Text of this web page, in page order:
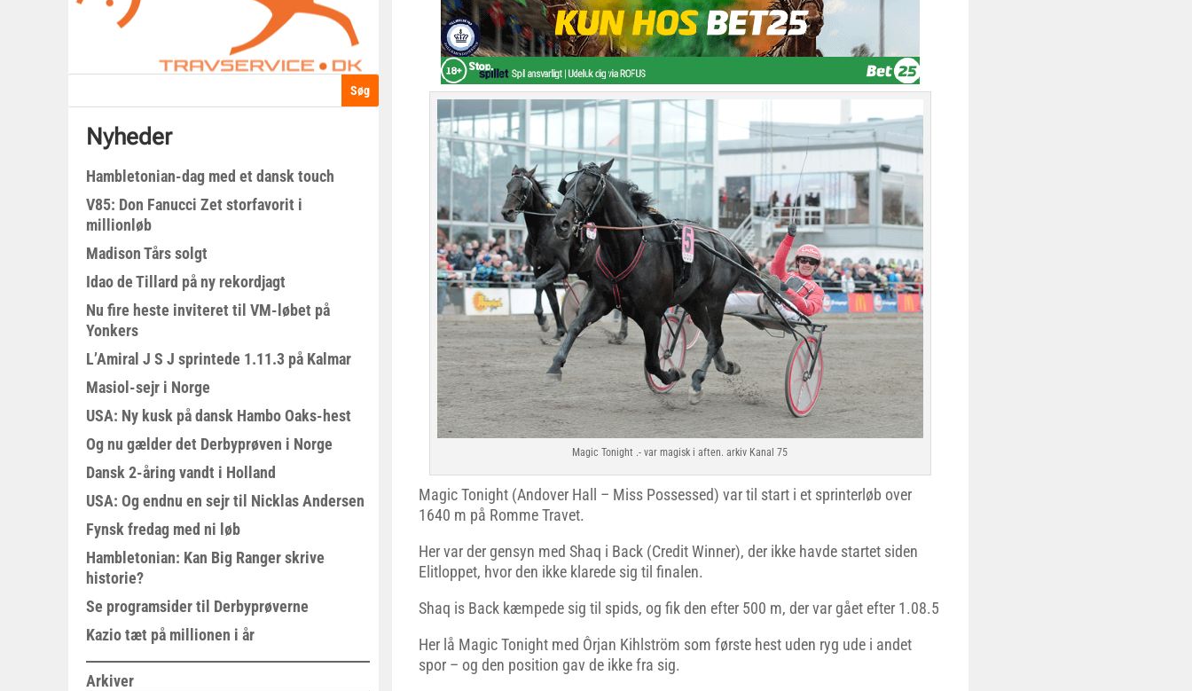
Nyheder
Hambletonian-dag med et dansk touch
V85: Don Fanucci Zet storfavorit i
millionløb
Madison Tårs solgt
Idao de Tillard på ny rekordjagt
Nu fire heste inviteret til VM-løbet på
Yonkers
L’Amiral J S J sprintede 1.11.3 på Kalmar
Masiol-sejr i Norge
USA: Ny kusk på dansk Hambo Oaks-hest
Og nu gælder det Derbyprøven i Norge
Dansk 2-åring vandt i Holland
USA: Og endnu en sejr til Nicklas Andersen
Fynsk fredag med ni løb
Hambletonian: Kan Big Ranger skrive
historie?
Se programsider til Derbyprøverne
Kazio tæt på millionen i år
Arkiver
Magic Tonight .- var magisk i aften. arkiv Kanal 75
Magic Tonight (Andover Hall – Miss Possessed) var til start i et sprinterløb over
1640 m på Romme Travet.
Her var der gensyn med Shaq i Back (Credit Winner), der ikke havde startet siden
Elitloppet, hvor den ikke klarede sig til finalen.
Shaq is Back kæmpede sig til spids, og fik den efter 500 m, der var gået efter 1.08.5
Her lå Magic Tonight med Ôrjan Kihlström som første hest uden ryg ude i andet
spor – og den position gav de ikke fra sig.